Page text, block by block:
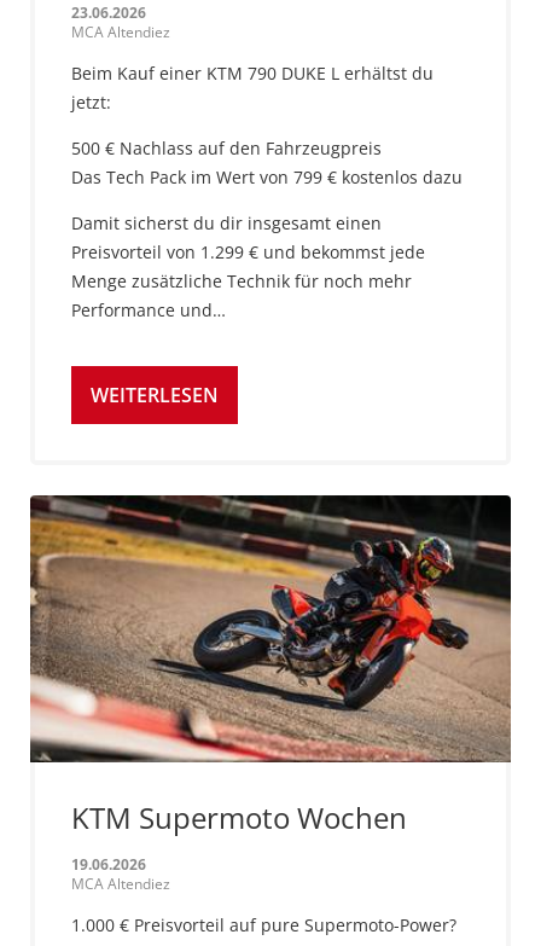
23.06.2026
MCA Altendiez
Beim Kauf einer KTM 790 DUKE L erhältst du
jetzt:
500 € Nachlass auf den Fahrzeugpreis
Das Tech Pack im Wert von 799 € kostenlos dazu
Damit sicherst du dir insgesamt einen
Preisvorteil von 1.299 € und bekommst jede
Menge zusätzliche Technik für noch mehr
Performance und…
WEITERLESEN
KTM Supermoto Wochen
19.06.2026
MCA Altendiez
1.000 € Preisvorteil auf pure Supermoto-Power?